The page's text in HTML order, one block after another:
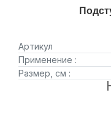
Артикул
Применение :
Размер, см :